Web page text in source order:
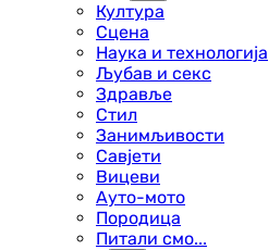
Култура
Сцена
Наука и технологија
Љубав и секс
Здравље
Стил
Занимљивости
Савјети
Вицеви
Ауто-мото
Породица
Питали смо...